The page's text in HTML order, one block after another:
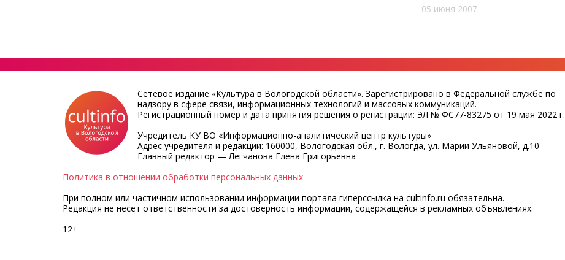
05 июня 2007
Сетевое издание «Культура в Вологодской области». Зарегистрировано в Федеральной службе по
надзору в сфере связи, информационных технологий и массовых коммуникаций.
Регистрационный номер и дата принятия решения о регистрации: ЭЛ № ФС77-83275 от 19 мая 2022 г.
Учредитель КУ ВО «Информационно-аналитический центр культуры»
Адрес учредителя и редакции: 160000, Вологодская обл., г. Вологда, ул. Марии Ульяновой, д.10
Главный редактор — Легчанова Елена Григорьевна
Политика в отношении обработки персональных данных
При полном или частичном использовании информации портала гиперссылка на cultinfo.ru обязательна.
Редакция не несет ответственности за достоверность информации, содержащейся в рекламных объявлениях.
12+